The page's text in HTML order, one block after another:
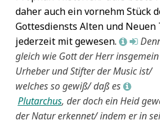
daher auch ein vornehm Stück
Gottesdiensts Alten und Neuen
jederzeit mit gewesen. L M
gleich wie Gott der Herr
Urheber und Stifter der Music ist/
welches so gewiß/ daß es L
Plutarchus, der doch ein Heid
der Natur erkennet/ indem er in